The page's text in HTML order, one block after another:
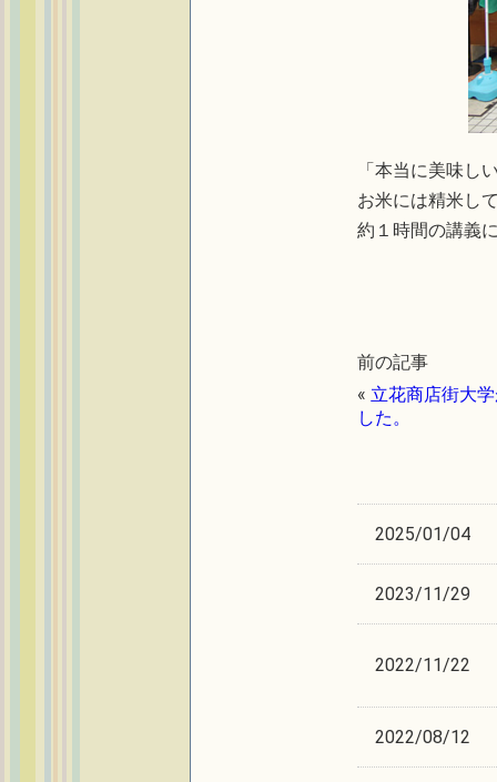
「本当に美味し
お米には精米し
約１時間の講義
前の記事
« 立花商店街大
した。
2025/01/04
2023/11/29
2022/11/22
2022/08/12